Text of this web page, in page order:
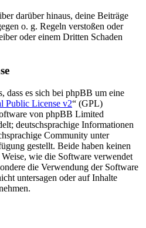
darüber hinaus, deine Beiträge
o. g. Regeln verstoßen oder
oder einem Dritten Schaden
dass es sich bei phpBB um eine
Public License v2“ (GPL)
von phpBB Limited
deutschsprachige Informationen
Community unter
gestellt. Beide haben keinen
wie die Software verwendet
die Verwendung der Software
untersagen oder auf Inhalte